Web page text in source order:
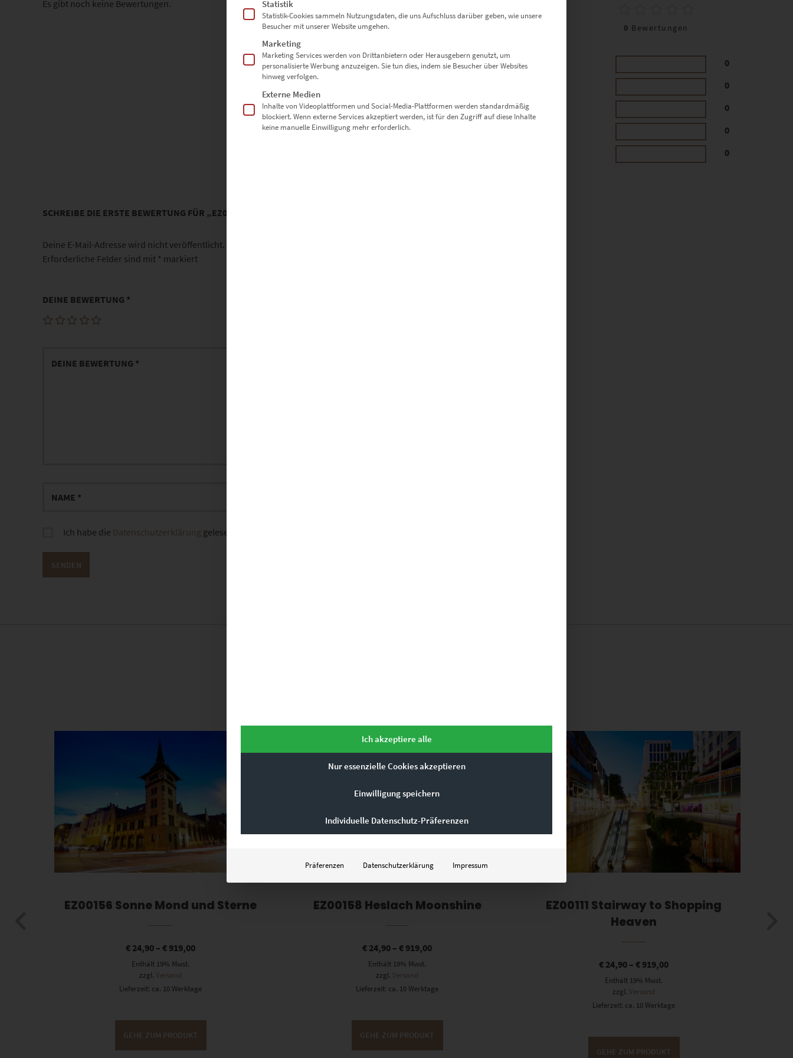
Es gibt noch keine Bewertungen. 0 0 Bewertungen
0
0
0
0
0
SCHREIBE DIE ERSTE BEWERTUNG FÜR „EZ00373 BISMARCKTURM STUTTGART“
Deine E-Mail-Adresse wird nicht veröffentlicht.
Erforderliche Felder sind mit * markiert
DEINE BEWERTUNG *
Ich habe die Datenschutzerklärung gelesen und stimme ihr zu.
Dieses Produkt weist mehrere Varianten auf. Die Optionen können auf der Produktseite gewählt werden
EZ00156 Sonne Mond und Sterne
€ 24,90 –€ 919,00
Enthält 19% Mwst.
zzgl.Versand
Lieferzeit: ca. 10 Werktage
GEHE ZUM PRODUKT
EZ00158 Heslach Moonshine
€ 24,90 –€ 919,00
Enthält 19% Mwst.
zzgl.Versand
Lieferzeit: ca. 10 Werktage
GEHE ZUM PRODUKT
Dieses Produkt weist mehrere Varianten auf. Die Optionen können auf der Produktseite gewählt werden
EZ00111 Stairway to Shopping
Heaven
€ 24,90 –€ 919,00
Enthält 19% Mwst.
zzgl.Versand
Lieferzeit: ca. 10 Werktage
GEHE ZUM PRODUKT
Statistik
Statistik-Cookies sammeln Nutzungsdaten, die uns Aufschluss darüber geben, wie unsere
Besucher mit unserer Website umgehen.
Marketing
Marketing Services werden von Drittanbietern oder Herausgebern genutzt, um
personalisierte Werbung anzuzeigen. Sie tun dies, indem sie Besucher über Websites
hinweg verfolgen.
Externe Medien
Inhalte von Videoplattformen und Social-Media-Plattformen werden standardmäßig
blockiert. Wenn externe Services akzeptiert werden, ist für den Zugriff auf diese Inhalte
keine manuelle Einwilligung mehr erforderlich.
Ich akzeptiere alle
Nur essenzielle Cookies akzeptieren
Einwilligung speichern
Individuelle Datenschutz-Präferenzen
Präferenzen Datenschutzerklärung Impressum